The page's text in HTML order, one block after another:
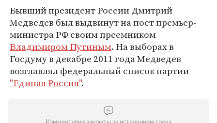
Бывший президент России Дмитрий
Медведев был выдвинут на пост премьер-
министра РФ своим преемником
Владимиром Путиным. На выборах в
Госдуму в декабре 2011 года Медведев
возглавлял федеральный список партии
"Единая Россия".